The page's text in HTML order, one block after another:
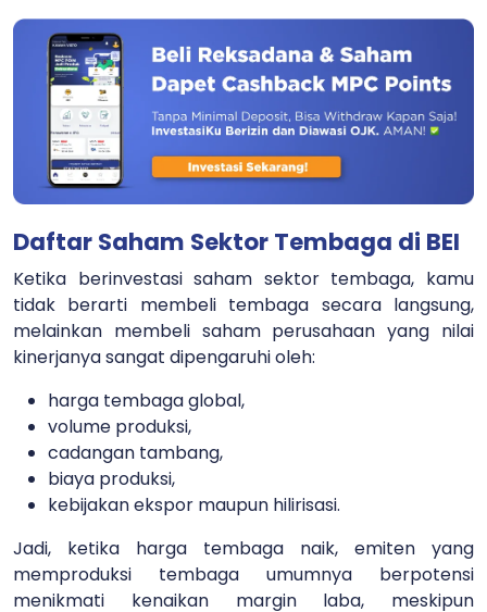
Daftar Saham Sektor Tembaga di BEI
Ketika berinvestasi saham sektor tembaga, kamu
tidak berarti membeli tembaga secara langsung,
melainkan membeli saham perusahaan yang nilai
kinerjanya sangat dipengaruhi oleh:
harga tembaga global,
volume produksi,
cadangan tambang,
biaya produksi,
kebijakan ekspor maupun hilirisasi.
Jadi, ketika harga tembaga naik, emiten yang
memproduksi tembaga umumnya berpotensi
menikmati kenaikan margin laba, meskipun